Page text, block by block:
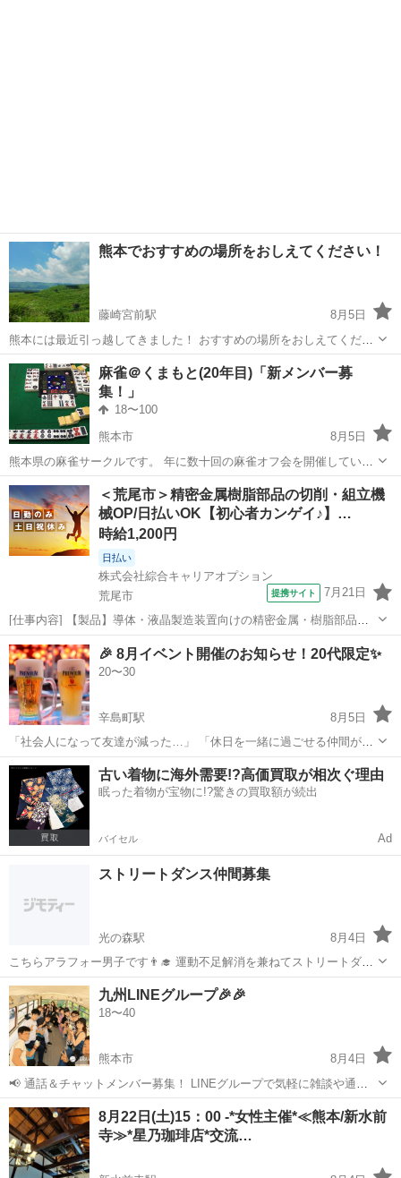
熊本でおすすめの場所をおしえてください！
藤崎宮前駅
8月5日
熊本には最近引っ越してきました！ おすすめの場所をおしえてくださ
い！
熊本 熊本市 藤崎宮前駅 友達
麻雀＠くまもと(20年目)「新メンバー募
集！」
18〜100
熊本市
8月5日
熊本県の麻雀サークルです。 年に数十回の麻雀オフ会を開催していま
す。 麻雀＠くまもとでは、麻雀を愛する老若男女さまざまな方が、心
地よくプレイできる環境づくりを目指しています。基本的なマナーや
ルールを守っていただける方...
熊本 熊本市 友達
＜荒尾市＞精密金属樹脂部品の切削・組立機
械OP/日払いOK【初心者カンゲイ♪】…
時給1,200円
日払い
株式会社綜合キャリアオプション
荒尾市
提携サイト 7月21日
[仕事内容] 【製品】導体・液晶製造装置向けの精密金属・樹脂部品
【業務内容】半導体・液晶製造装置向けの精密金属・樹脂部品の切削
加工や組立の機械オペレーター 。＋お仕事探しはコンシェルスタッフ
におまかせ＋。 あなたのお仕事...
熊本 荒尾市 工場
🎉 8月イベント開催のお知らせ！20代限定✨
20〜30
辛島町駅
8月5日
「社会人になって友達が減った…」 「休日を一緒に過ごせる仲間がほ
しい！」 「新しい繋がりを作りたい！」 そんな20代のために、気軽に
参加できて繋がれるイベントを開催します😊 参加者のほとんどが一人
参加なので、初めてでも安...
熊本 熊本市 辛島町駅 その他 20代
古い着物に海外需要!?高価買取が相次ぐ理由
眠った着物が宝物に!?驚きの買取額が続出
バイセル Ad
ストリートダンス仲間募集
光の森駅
8月4日
こちらアラフォー男子です👨‍🎓 運動不足解消を兼ねてストリートダン
スを始めたいと思っています！18年くらい前まで少しだけブレイクダ
ンスをやってました。YouTube見ながら少しずつ練習する感じになる
かと思いますがよかったらど...
熊本 熊本市 光の森駅 ダンサー
九州LINEグループ🎉🎉
18〜40
熊本市
8月4日
📢 通話＆チャットメンバー募集！ LINEグループで気軽に雑談や通話
を楽しめる人募集中😊 年齢・性別問いません！ 初心者・聞き専も歓迎
✨ オフ会も開催定期的開催中！（参加は自由です😊） みんなで楽しく
話しましょう！ 気になっ...
熊本 熊本市 友達
8月22日(土)15：00 -*女性主催*≪熊本/新水前
寺≫*星乃珈琲店*交流…